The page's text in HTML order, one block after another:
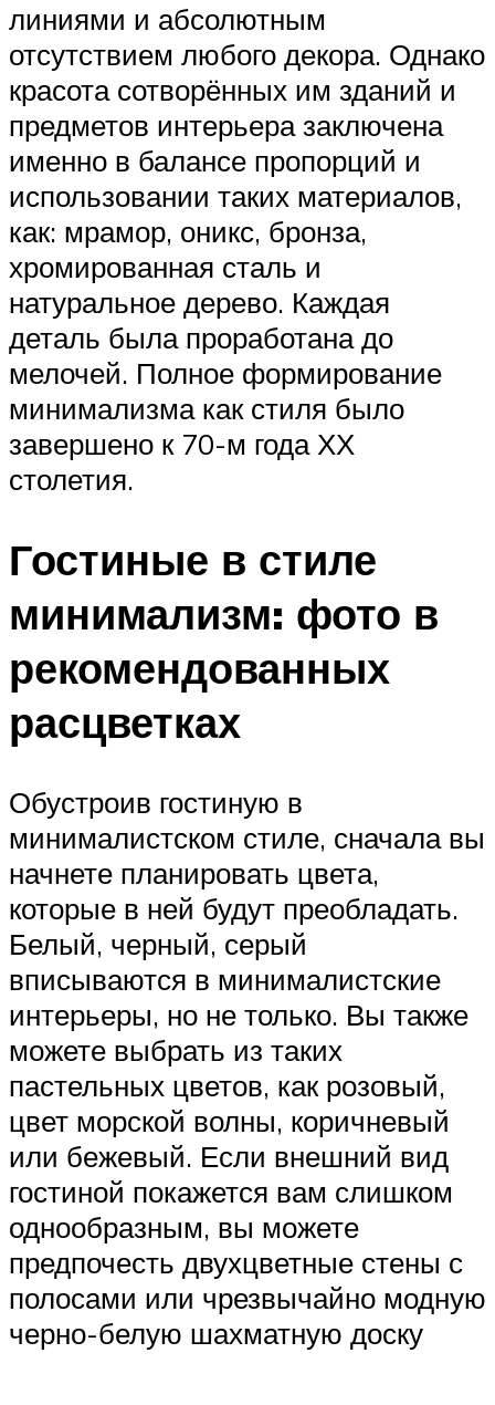
линиями и абсолютным
отсутствием любого декора. Однако
красота сотворённых им зданий и
предметов интерьера заключена
именно в балансе пропорций и
использовании таких материалов,
как: мрамор, оникс, бронза,
хромированная сталь и
натуральное дерево. Каждая
деталь была проработана до
мелочей. Полное формирование
минимализма как стиля было
завершено к 70-м года ХХ
столетия.
Гостиные в стиле
минимализм: фото в
рекомендованных
расцветках
Обустроив гостиную в
минималистском стиле, сначала вы
начнете планировать цвета,
которые в ней будут преобладать.
Белый, черный, серый
вписываются в минималистские
интерьеры, но не только. Вы также
можете выбрать из таких
пастельных цветов, как розовый,
цвет морской волны, коричневый
или бежевый. Если внешний вид
гостиной покажется вам слишком
однообразным, вы можете
предпочесть двухцветные стены с
полосами или чрезвычайно модную
черно-белую шахматную доску